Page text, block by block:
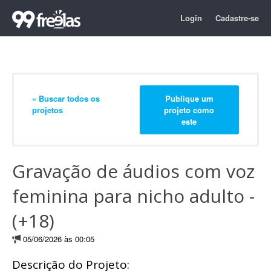
Login Cadastre-se
« Buscar todos os
projetos
Publique um
projeto como
este
Gravação de áudios com voz
feminina para nicho adulto -
(+18)
05/06/2026 às 00:05
Descrição do Projeto: